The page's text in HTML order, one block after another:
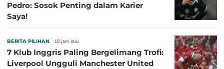
Pedro: Sosok Penting dalam Karier
Saya!
BERITA PILIHAN 10 jam lalu
7 Klub Inggris Paling Bergelimang Trofi:
Liverpool Ungguli Manchester United